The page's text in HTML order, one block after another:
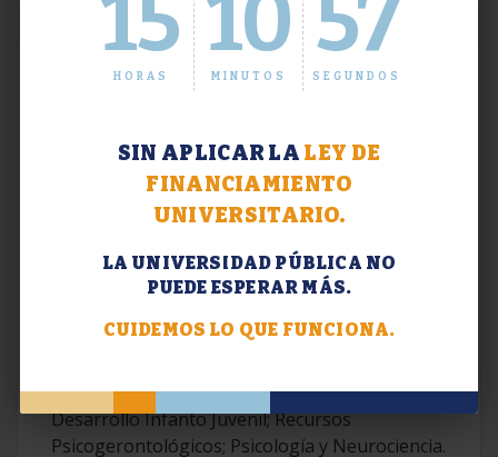
15
HORAS
10
MINUTOS
58
SEGUNDOS
SIN APLICAR LA LEY DE
FINANCIAMIENTO
UNIVERSITARIO.
LA UNIVERSIDAD PÚBLICA NO
PUEDE ESPERAR MÁS.
CUIDEMOS LO QUE FUNCIONA.
Extensión. Diplomaturas 2026.
Contemporáneas; Problemáticas en el
Desarrollo Infanto Juvenil; Recursos
Psicogerontológicos; Psicología y Neurociencia.